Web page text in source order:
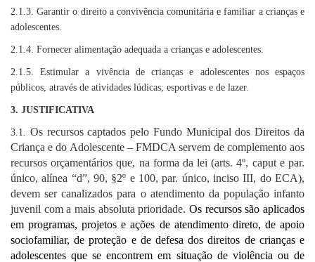
2.1.3. Garantir o direito a convivência comunitária e familiar a crianças e
adolescentes.
2.1.4. Fornecer alimentação adequada a crianças e adolescentes.
2.1.5. Estimular a vivência de crianças e adolescentes nos espaços
públicos, através de atividades lúdicas, esportivas e de lazer.
3. JUSTIFICATIVA
3.1. Os recursos captados pelo Fundo Municipal dosDireitos da
Criança e do Adolescente – FMDCA servem de complemento aos
recursos orçamentários que, na forma da lei (arts. 4º, caput e par.
único, alínea “d”, 90, §2º e 100, par. único, inciso III, do ECA),
devem ser canalizados para o atendimento da população infanto
juvenil com a mais absoluta prioridade. Os recursos são aplicados
em programas, projetos e ações de atendimento direto, de apoio
sociofamiliar, de proteção e de defesa dos direitos de crianças e
adolescentes que se encontrem em situação de violência ou de